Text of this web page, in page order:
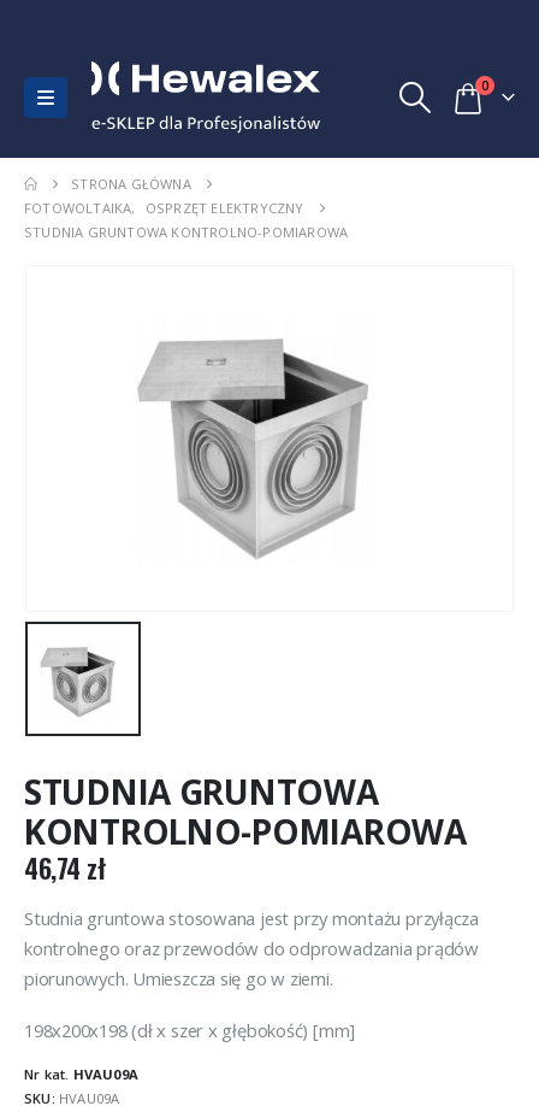
0
STRONA GŁÓWNA
FOTOWOLTAIKA,
OSPRZĘT ELEKTRYCZNY
STUDNIA GRUNTOWA KONTROLNO-POMIAROWA
STUDNIA GRUNTOWA
KONTROLNO-POMIAROWA
46,74 zł
Studnia gruntowa stosowana jest przy montażu przyłącza
kontrolnego oraz przewodów do odprowadzania prądów
piorunowych. Umieszcza się go w ziemi.
198x200x198 (dł x szer x głębokość) [mm]
Nr kat. HVAU09A
SKU: HVAU09A